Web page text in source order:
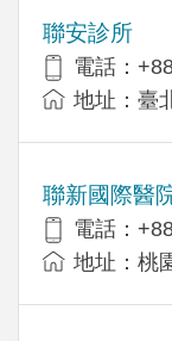
聯安診所
電話：
地址：臺
聯新國際醫
電話：
地址：桃